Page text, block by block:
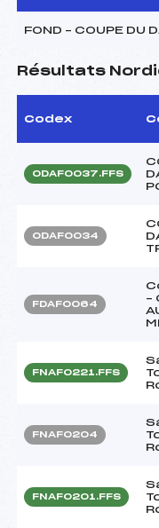
FOND – COUPE DU
Résultats
Codex
ODAF0037.FFS
ODAF0034
FDAF0064
–
FNAF0221.FFS
FNAF0204
FNAF0201.FFS